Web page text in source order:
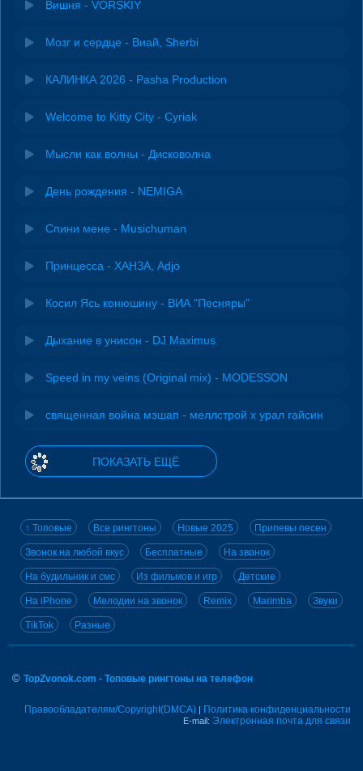
Вишня - VORSKIY
Мозг и сердце - Виай, Sherbi
КАЛИНКА 2026 - Pasha Production
Welcome to Kitty City - Cyriak
Мысли как волны - Дисковолна
День рождения - NEMIGA
Спини мене - Musichuman
Принцесса - ХАНЗА, Adjo
Косил Ясь конюшину - ВИА "Песняры"
Дыхание в унисон - DJ Maximus
Speed in my veins (Original mix) - MODESSON
священная война мэшап - меллстрой х урал гайсин
ПОКАЗАТЬ ЕЩЁ
↑ Топовые Все рингтоны Новые 2025 Припевы песен
Звонок на любой вкус Бесплатные На звонок
На будильник и смс Из фильмов и игр Детские
На iPhone Мелодии на звонок Remix Marimba Звуки
TikTok Разные
© TopZvonok.com - Топовые рингтоны на телефон
Правообладателям/Copyright(DMCA) | Политика конфиденциальности
E-mail: Электронная почта для связи